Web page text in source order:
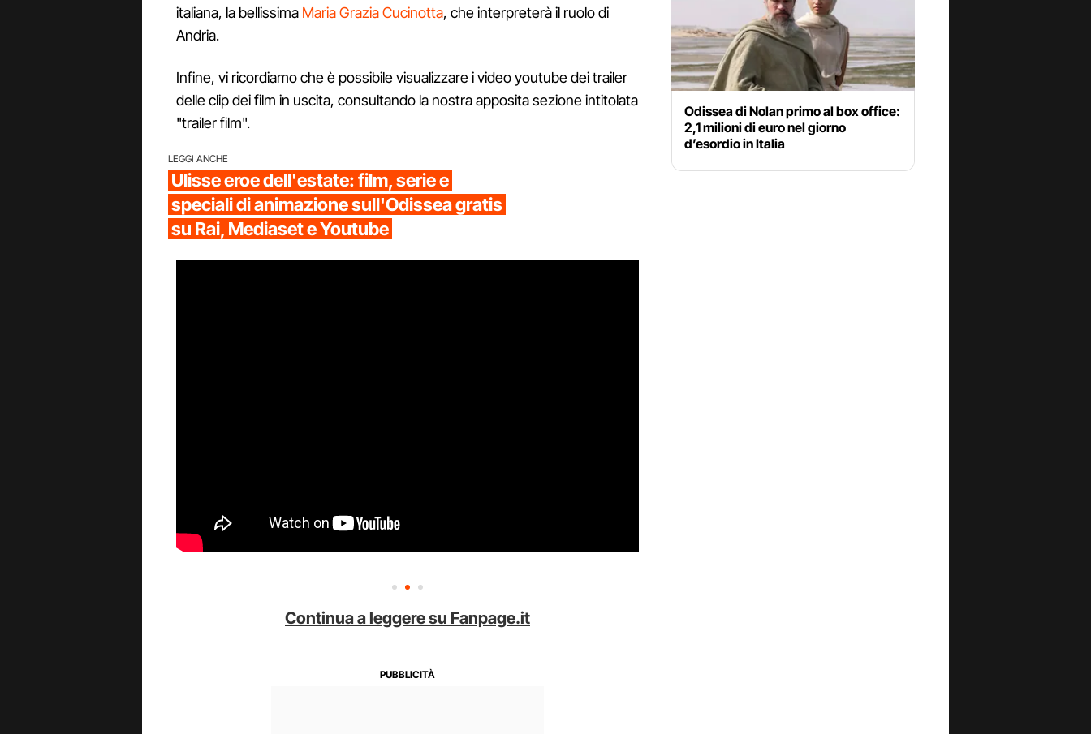
italiana, la bellissima Maria Grazia Cucinotta, che interpreterà il ruolo di
Andria.
Infine, vi ricordiamo che è possibile visualizzare i video youtube dei trailer
delle clip dei film in uscita, consultando la nostra apposita sezione intitolata
"trailer film".
LEGGI ANCHE
Ulisse eroe dell'estate: film, serie e
speciali di animazione sull'Odissea gratis
su Rai, Mediaset e Youtube
Continua a leggere su Fanpage.it
Odissea di Nolan primo al box office:
2,1 milioni di euro nel giorno
d’esordio in Italia